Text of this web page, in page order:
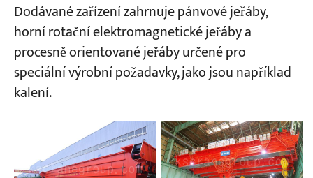
Dodávané zařízení zahrnuje pánvové jeřáby,
horní rotační elektromagnetické jeřáby a
procesně orientované jeřáby určené pro
speciální výrobní požadavky, jako jsou například
kalení.